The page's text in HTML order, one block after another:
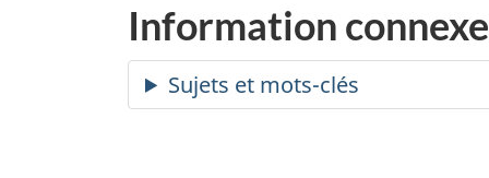
Information connexe